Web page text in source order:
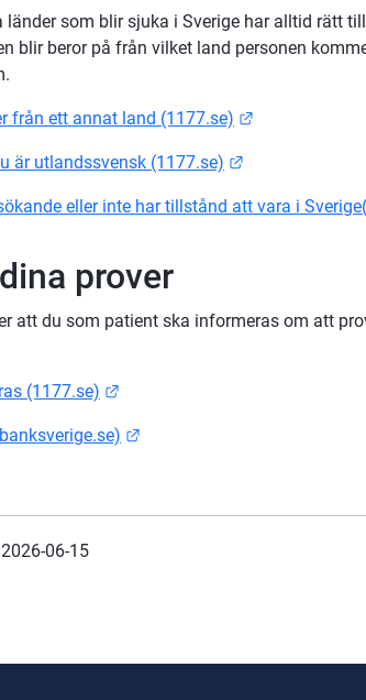
länder som blir sjuka i Sverige har alltid rätt
blir beror på från vilket land personen
från ett annat land (1177.se)
är utlandssvensk (1177.se)
eller inte har tillstånd att vara i
prover
att du som patient ska informeras om att
(1177.se)
2026-06-15